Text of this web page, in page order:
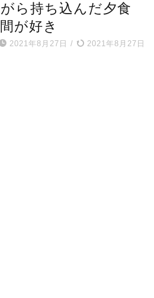
ら持ち込んだ夕食
が好き
2021年8月27日 / 2021年8月27日